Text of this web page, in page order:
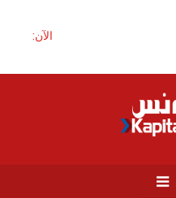
الآن: